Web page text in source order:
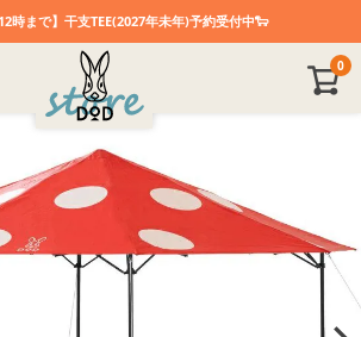
時まで】干支TEE(2027年未年)予約受付中🐑
0